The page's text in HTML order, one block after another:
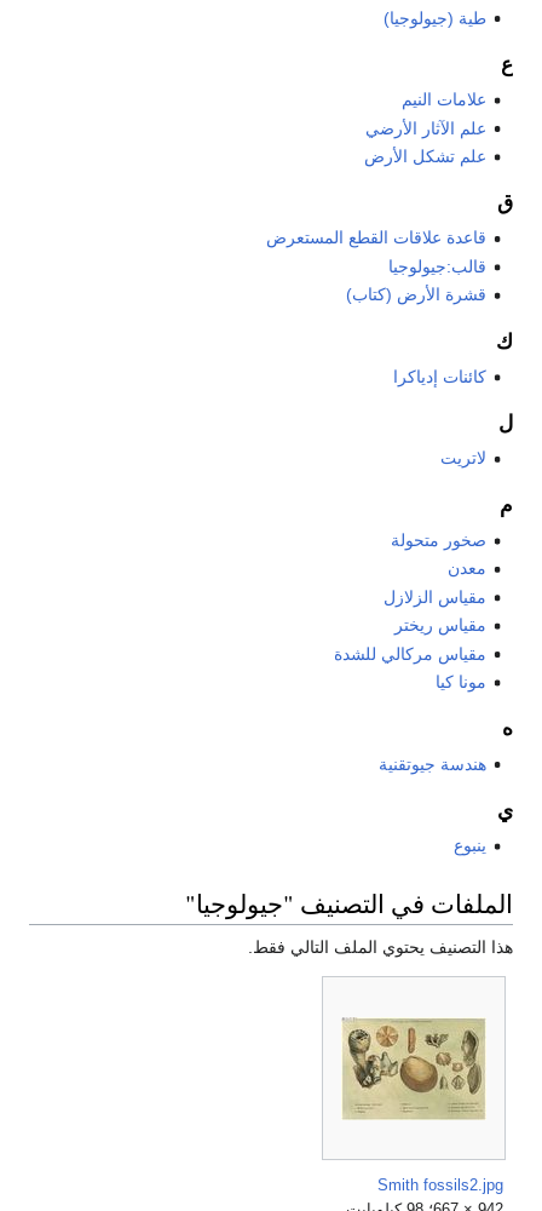
طية (جيولوجيا)
ع
علامات النيم
علم الآثار الأرضي
علم تشكل الأرض
ق
قاعدة علاقات القطع المستعرض
قالب:جيولوجيا
قشرة الأرض (كتاب)
ك
كائنات إدياكرا
ل
لاتريت
م
صخور متحولة
معدن
مقياس الزلازل
مقياس ريختر
مقياس مركالي للشدة
مونا كيا
ه
هندسة جيوتقنية
ي
ينبوع
الملفات في التصنيف "جيولوجيا"
هذا التصنيف يحتوي الملف التالي فقط.
Smith fossils2.jpg